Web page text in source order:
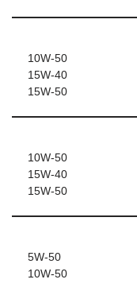
10W-50
15W-40
15W-50
10W-50
15W-40
15W-50
5W-50
10W-50